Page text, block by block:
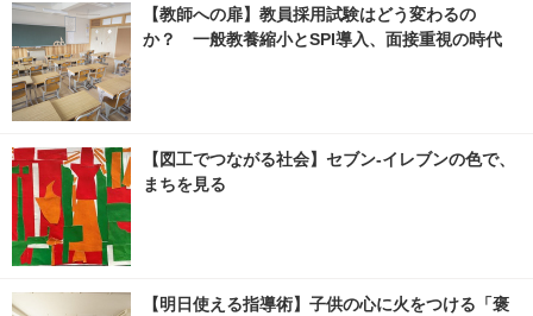
【教師への扉】教員採用試験はどう変わるの
か？ 一般教養縮小とSPI導入、面接重視の時代
【図工でつながる社会】セブン‐イレブンの色で、
まちを見る
【明日使える指導術】子供の心に火をつける「褒